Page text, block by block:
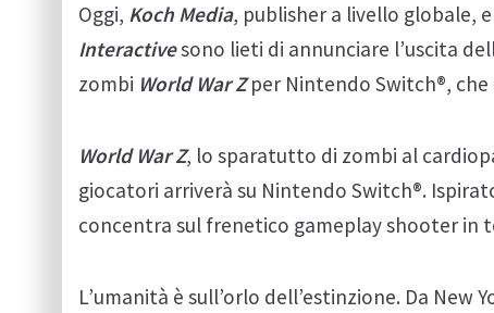
Oggi, Koch Media, publisher a livello globale,
Interactivesono lieti di annunciare l’uscita
zombi World War Zper Nintendo Switch®, che
World War Z, lo sparatutto di zombi al
giocatori arriverà su Nintendo Switch®.
concentra sul frenetico gameplay shooter in
L’umanità è sull’orlo dell’estinzione. Da New